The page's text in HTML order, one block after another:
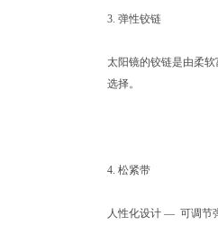
3. 弹性铰链
太阳镜的铰链是由柔
选择。
4. 松紧带
人性化设计 — 可调节